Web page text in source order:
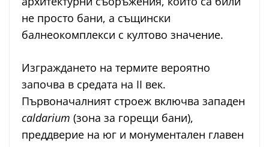
не просто бани, а същински
балнеокомплекси с култово значение.
Изграждането на термите вероятно
започва в средата на II век.
Първоначалният строеж включва западен
caldarium (зона за горещи бани),
преддверие на юг и монументален главен